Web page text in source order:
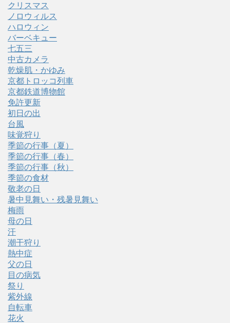
クリスマス
ノロウィルス
ハロウィン
バーベキュー
七五三
中古カメラ
乾燥肌・かゆみ
京都トロッコ列車
京都鉄道博物館
免許更新
初日の出
台風
味覚狩り
季節の行事（夏）
季節の行事（春）
季節の行事（秋）
季節の食材
敬老の日
暑中見舞い・残暑見舞い
梅雨
母の日
汗
潮干狩り
熱中症
父の日
目の病気
祭り
紫外線
自転車
花火